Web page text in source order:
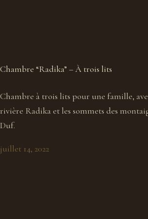
Chambre “Radika” – À trois lits
Chambre à trois lits pour une famille,
rivière Radika et les sommets des
Duf.
juillet 14, 2022